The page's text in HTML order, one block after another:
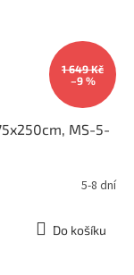
1 649 Kč
–9 %
MS-5-
5-8 dní
Do košíku